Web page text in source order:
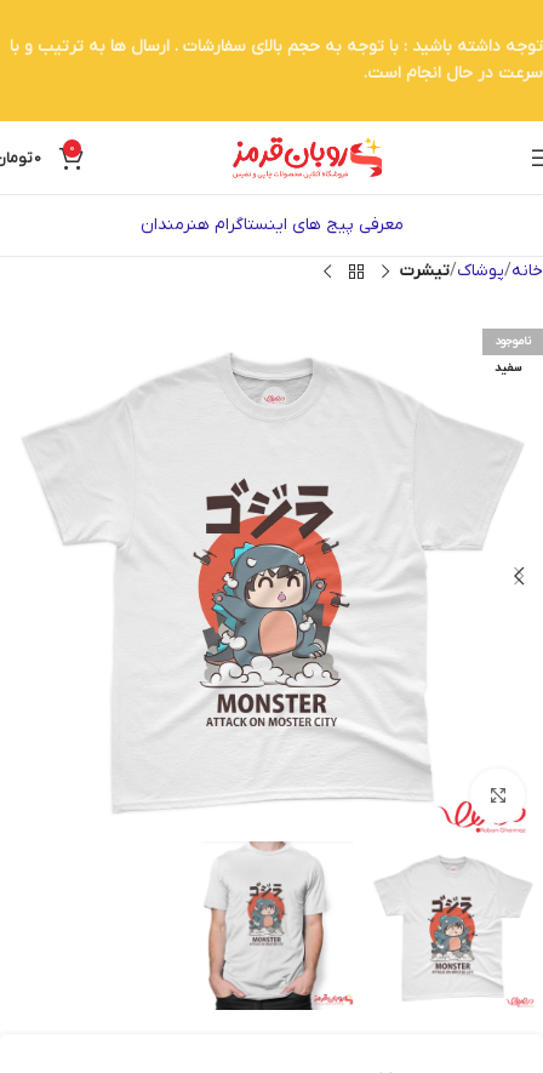
0
0
معرفی پیج های اینستاگرام هنرمندان
خانه پوشاک تیشرت
ناموجود
سفید
بزرگنمایی تصویر
توجه داشته باشید : با توجه به حجم بالای سفارشات . ارسال ها به ترتیب و با
سرعت در حال انجام است.